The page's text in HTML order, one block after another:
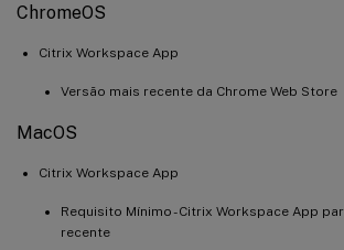
ChromeOS
Citrix Workspace App
Versão mais recente da Chrome Web Store
MacOS
Citrix Workspace App
Requisito Mínimo - Citrix Workspace App
recente